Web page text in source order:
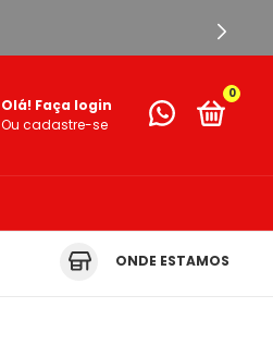
Olá! Faça login
Ou cadastre-se
0
ONDE ESTAMOS